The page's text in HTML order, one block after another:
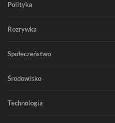
Polityka
Rozrywka
Społeczeństwo
Środowisko
Technologia